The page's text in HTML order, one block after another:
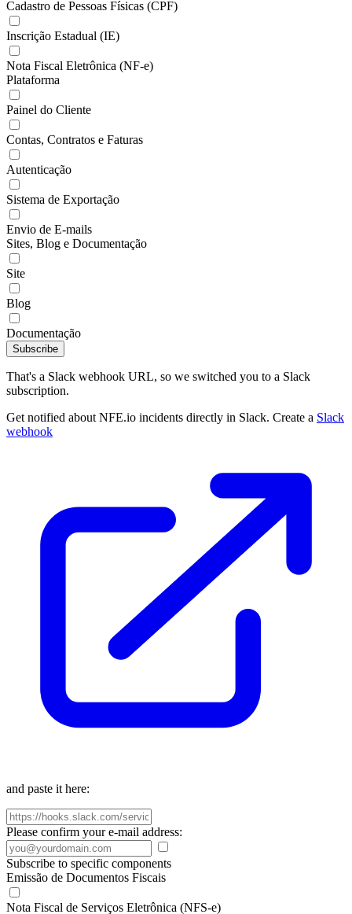
Cadastro de Pessoas Físicas (CPF)
Inscrição Estadual (IE)
Nota Fiscal Eletrônica (NF-e)
Plataforma
Painel do Cliente
Contas, Contratos e Faturas
Autenticação
Sistema de Exportação
Envio de E-mails
Sites, Blog e Documentação
Site
Blog
Documentação
Subscribe
That's a Slack webhook URL, so we switched you to a Slack
subscription.
Get notified about NFE.io incidents directly in Slack. Create a Slack
webhook
and paste it here:
Please confirm your e-mail address:
Subscribe to specific components
Emissão de Documentos Fiscais
Nota Fiscal de Serviços Eletrônica (NFS-e)